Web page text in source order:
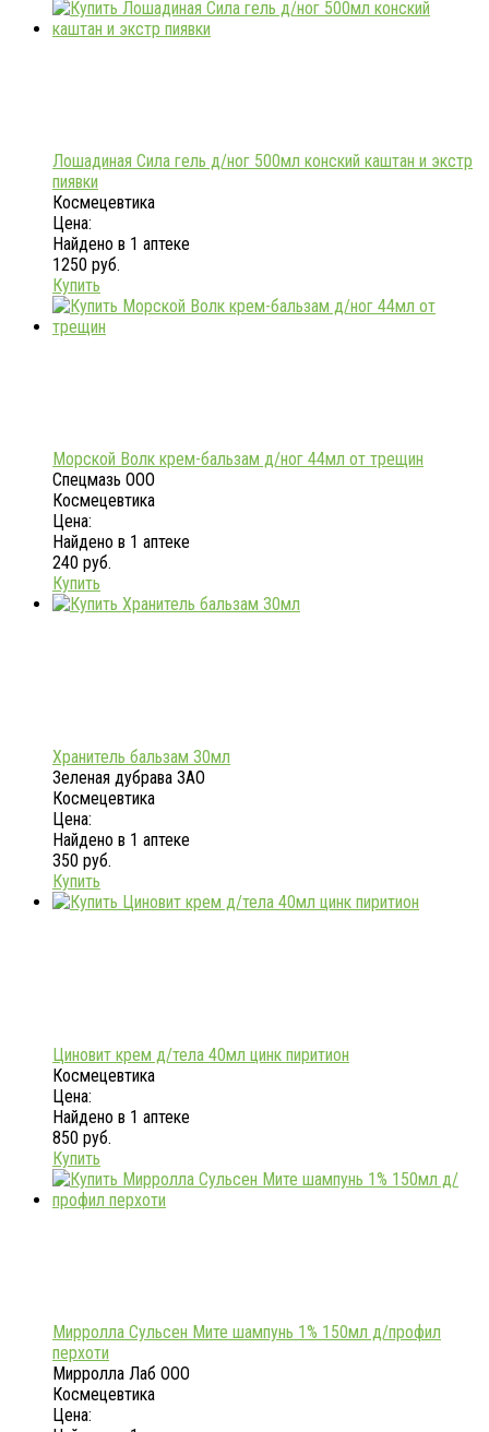
Лошадиная Сила гель д/ног 500мл конский каштан и экстр
пиявки
Космецевтика
Цена:
Найдено в 1 аптеке
1250 руб.
Купить
Морской Волк крем-бальзам д/ног 44мл от трещин
Спецмазь ООО
Космецевтика
Цена:
Найдено в 1 аптеке
240 руб.
Купить
Хранитель бальзам 30мл
Зеленая дубрава ЗАО
Космецевтика
Цена:
Найдено в 1 аптеке
350 руб.
Купить
Циновит крем д/тела 40мл цинк пиритион
Космецевтика
Цена:
Найдено в 1 аптеке
850 руб.
Купить
Мирролла Сульсен Мите шампунь 1% 150мл д/профил
перхоти
Мирролла Лаб ООО
Космецевтика
Цена: